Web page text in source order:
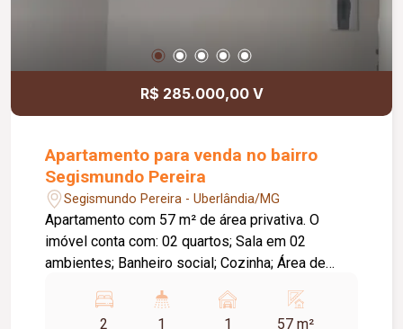
R$ 285.000,00 V
Apartamento para venda no bairro
Segismundo Pereira
Segismundo Pereira - Uberlândia/MG
Apartamento com 57 m² de área privativa. O
imóvel conta com: 02 quartos; Sala em 02
ambientes; Banheiro social; Cozinha; Área de
2 1 1 57 m²